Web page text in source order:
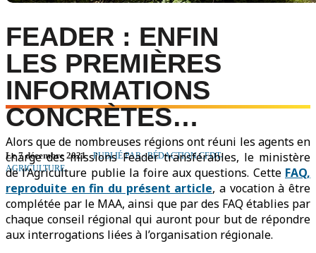
FEADER : ENFIN
LES PREMIÈRES
INFORMATIONS
CONCRÈTES…
Le 7 décembre 2021
PUBLIÉ PAR : RÉDACTION CFDT-
AGRICULTURE
Alors que de nombreuses régions ont réuni les agents en
charge des missions Feader transférables, le ministère
de l’Agriculture publie la foire aux questions. Cette FAQ,
reproduite en fin du présent article, a vocation à être
complétée par le MAA, ainsi que par des FAQ établies par
chaque conseil régional qui auront pour but de répondre
aux interrogations liées à l’organisation régionale.